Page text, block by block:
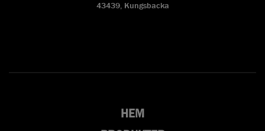
43439, Kungsbacka
HEM